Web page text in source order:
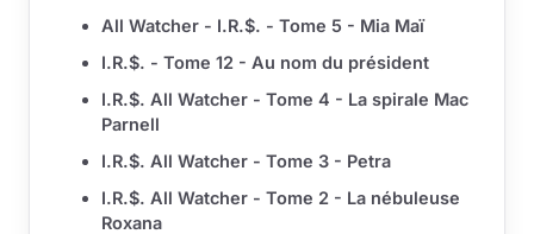
All Watcher - I.R.$. - Tome 5 - Mia Maï
I.R.$. - Tome 12 - Au nom du président
I.R.$. All Watcher - Tome 4 - La spirale Mac
Parnell
I.R.$. All Watcher - Tome 3 - Petra
I.R.$. All Watcher - Tome 2 - La nébuleuse
Roxana